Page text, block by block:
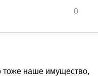
0
тоже наше имущество,